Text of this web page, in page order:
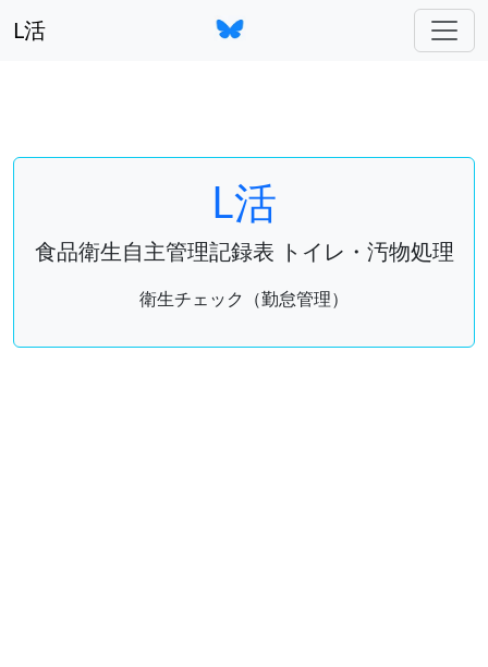
L活
L活
食品衛生自主管理記録表 トイレ・汚物処理
衛生チェック（勤怠管理）